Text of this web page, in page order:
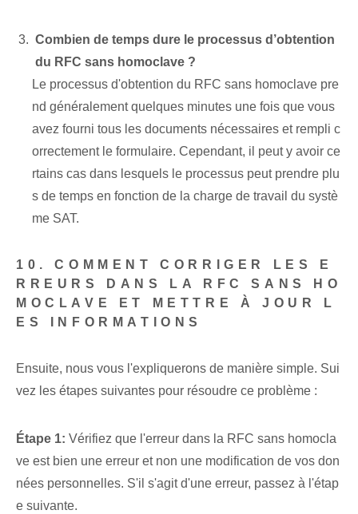
Combien de temps dure le processus d’obtention
du RFC sans homoclave ?
Le processus d'obtention du RFC sans homoclave pre
nd généralement quelques minutes une fois que vous
avez fourni tous les documents nécessaires et rempli c
orrectement le formulaire. Cependant, il peut y avoir ce
rtains cas dans lesquels le processus peut prendre plu
s de temps en fonction de la charge de travail du systè
me SAT.
10. COMMENT CORRIGER LES E
RREURS DANS LA RFC SANS HO
MOCLAVE ET METTRE À JOUR L
ES INFORMATIONS
Ensuite, nous vous l'expliquerons de manière simple. Sui
vez les étapes suivantes pour résoudre ce problème :
Étape 1: Vérifiez que l'erreur dans la RFC sans homocla
ve est bien une erreur et non une modification de vos don
nées personnelles. S'il s'agit d'une erreur, passez à l'étap
e suivante.